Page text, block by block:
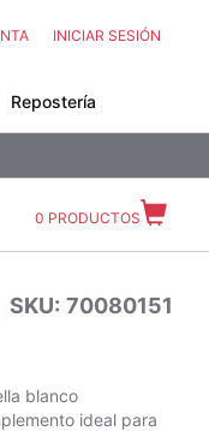
INICIAR SESIÓN
Repostería
0 PRODUCTOS
SKU: 70080151
blanco
ideal para